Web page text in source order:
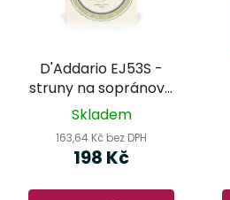
D'Addario EJ53S -
struny na sopránové
ukulele
Skladem
163,64 Kč bez DPH
198 Kč